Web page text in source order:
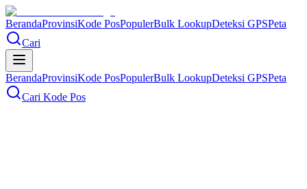
BerandaProvinsiKode PosPopulerBulk LookupDeteksi GPSPeta
Cari
BerandaProvinsiKode PosPopulerBulk LookupDeteksi GPSPeta
Cari Kode Pos